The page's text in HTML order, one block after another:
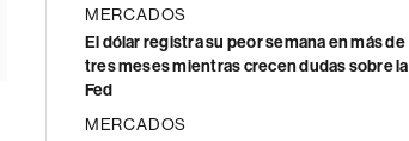
MERCADOS
El dólar registra su peor semana en más de
tres meses mientras crecen dudas sobre la
Fed
MERCADOS